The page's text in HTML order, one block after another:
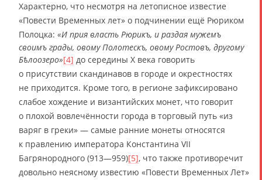
Характерно, что несмотря на летописное известие
«Повести Временных лет» о подчинении ещё Рюриком
Полоцка: «И прия власть Рюрикъ, и раздая мужемъ
своимъ грады, овому Полотескъ, овому Ростовъ, другому
Бѣлоозеро»[4] до середины X века говорить
о присутствии скандинавов в городе и окрестностях
не приходится. Кроме того, в регионе зафиксировано
слабое хождение и византийских монет, что говорит
о плохой вовлечённости города в торговый путь «из
варяг в греки» ― самые ранние монеты относятся
к правлению императора Константина VII
Багрянородного (913—959)[5], что также противоречит
довольно неясному известию «Повести Временных Лет»